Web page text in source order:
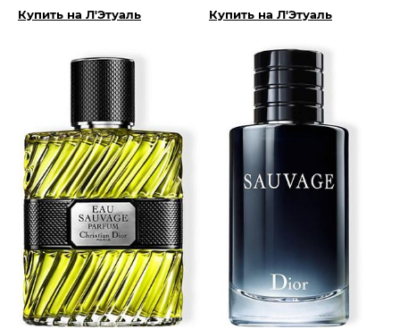
Купить на Л'Этуаль
Купить на Л'Этуаль